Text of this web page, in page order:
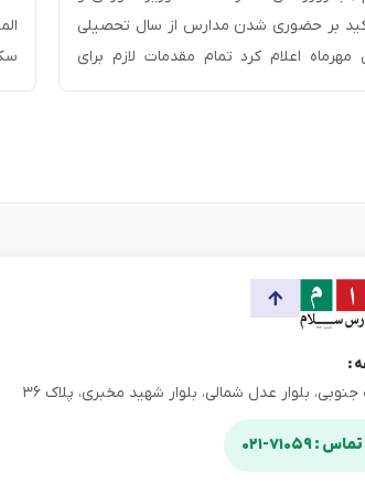
بر حضوری شدن مدارس از سال تحصیلی
مهرماه اعلام کرد تمام مقدمات لازم برای
از جمله ساماندهی نیروی انسانی و
:
بلوار عدل شمالی، بلوار شهید مخبری، پلاک ۳۶
: ۷۱۰۵۹-۰۲۱